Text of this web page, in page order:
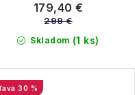
Skladom (1 ks)
179,40 €
299 €
30 %